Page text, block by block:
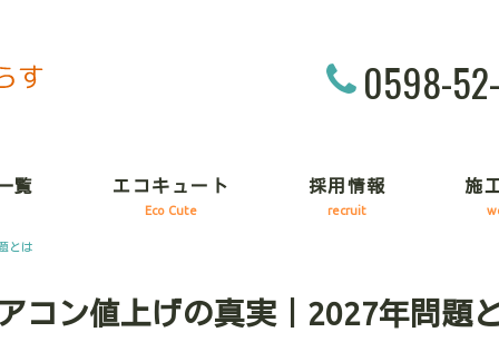
0598-
覧 エコキュート
Eco Cute
採用情報
recruit
施
とは
コン値上げの真実｜2027年問題